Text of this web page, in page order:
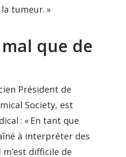
tumeur. »
que de
Président de
Society, est
: « En tant que
à interpréter des
difficile de